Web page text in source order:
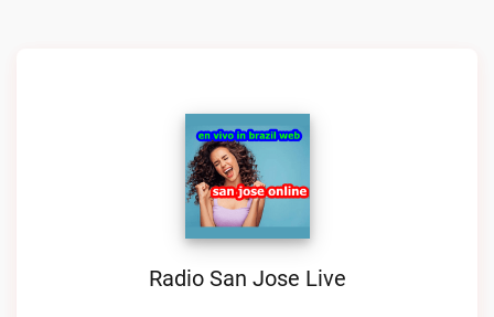
Radio San Jose Live